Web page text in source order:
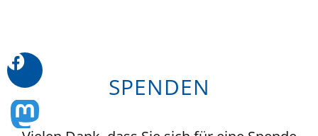
SPENDEN